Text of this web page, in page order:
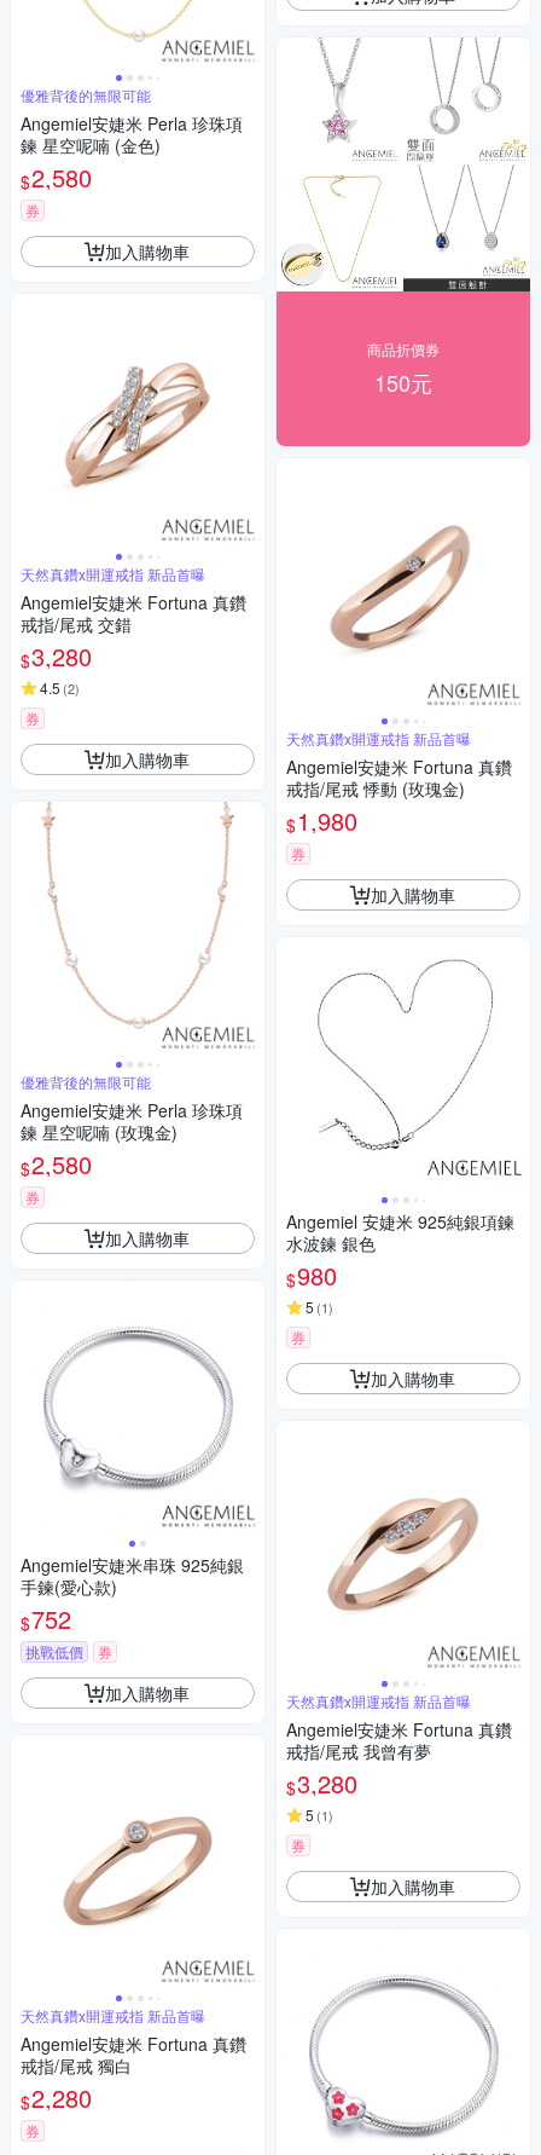
優雅背後的無限可能
Angemiel安婕米 Perla 珍珠項
鍊 星空呢喃 (金色)
$2,580
券
加入購物車
天然真鑽x開運戒指 新品首曝
Angemiel安婕米 Fortuna 真鑽
戒指/尾戒 交錯
$3,280
4.5 (2)
券
加入購物車
優雅背後的無限可能
Angemiel安婕米 Perla 珍珠項
鍊 星空呢喃 (玫瑰金)
$2,580
券
加入購物車
Angemiel安婕米串珠 925純銀
手鍊(愛心款)
$752
挑戰低價 券
加入購物車
天然真鑽x開運戒指 新品首曝
Angemiel安婕米 Fortuna 真鑽
戒指/尾戒 獨白
$2,280
券
商品折價券
150元
天然真鑽x開運戒指 新品首曝
Angemiel安婕米 Fortuna 真鑽
戒指/尾戒 悸動 (玫瑰金)
$1,980
券
加入購物車
Angemiel 安婕米 925純銀項鍊
水波鍊 銀色
$980
5 (1)
券
加入購物車
天然真鑽x開運戒指 新品首曝
Angemiel安婕米 Fortuna 真鑽
戒指/尾戒 我曾有夢
$3,280
5 (1)
券
加入購物車